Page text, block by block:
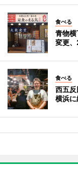
食べる
青物
変更
食べる
西五
横浜